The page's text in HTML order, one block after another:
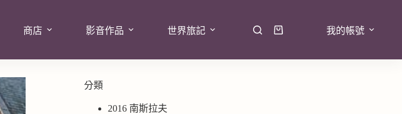
商店 影音作品 世界旅記 我的帳號
分類
2016 南斯拉夫